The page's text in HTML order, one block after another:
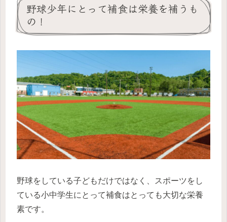
野球少年にとって補食は栄養を補うも
の！
野球をしている子どもだけではなく、スポーツをし
ている小中学生にとって補食はとっても大切な栄養
素です。